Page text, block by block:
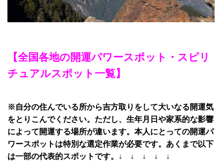
【全国各地の開運パワースポット・スピリ
チュアルスポット一覧】
※自分の住んでいる所から吉方取りをして大いなる開運気
をとりこんでください。ただし、生年月日や家系的な影響
によって開運する場所が違います。本人にとっての開運パ
ワースポットは特別な選定作業が必要です。あくまで以下
は一部の代表的スポットです。↓ ↓ ↓ ↓ ↓